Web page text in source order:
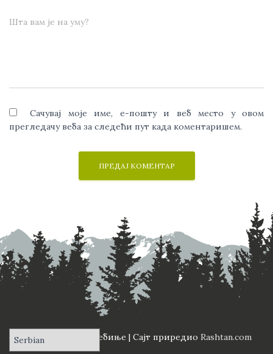
Шта вам је на уму?
Сачувај моје име, е-пошту и веб место у овом
прегледачу веба за следећи пут када коментаришем.
ПД "Вучји Зуб" Требиње | Сајт приредио Rashtan.com